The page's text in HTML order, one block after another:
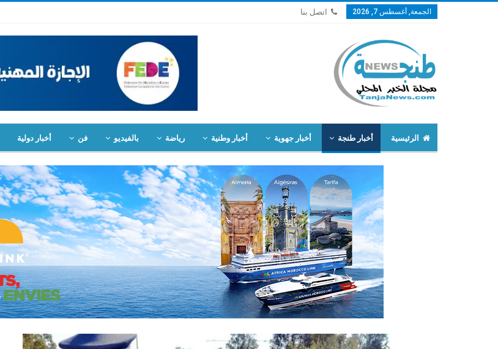
الجمعة, أغسطس 7, 2026 اتصل بنا
الرئيسية أخبار طنجة أخبار جهوية أخبار وطنية رياضة بالفيديو فن أخبار دولية